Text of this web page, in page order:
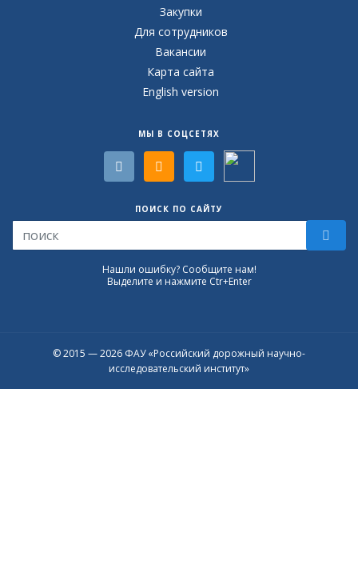
Закупки
Для сотрудников
Вакансии
Карта сайта
English version
МЫ В СОЦСЕТЯХ
ПОИСК ПО САЙТУ
Нашли ошибку? Сообщите нам!
Выделите и нажмите Ctr+Enter
© 2015 — 2026 ФАУ «Российский дорожный научно-
исследовательский институт»